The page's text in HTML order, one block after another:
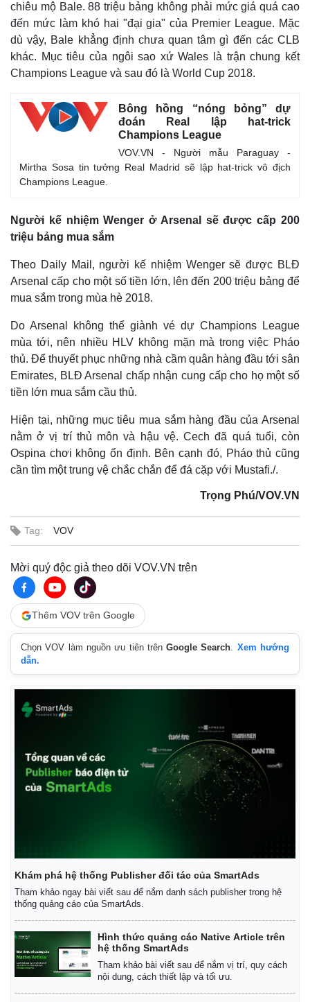
Thế giới
Quan sát
Cuộc sống đó đây
Video
Ảnh
Kinh tế
Bất động sản
Thị trường
Giá vàng
chiêu mộ Bale. 88 triệu bảng không phải mức giá quá cao
đến mức làm khó hai "đại gia" của Premier League. Mặc
dù vậy, Bale khẳng định chưa quan tâm gì đến các CLB
khác. Mục tiêu của ngôi sao xứ Wales là trận chung kết
Champions League và sau đó là World Cup 2018.
Bông hồng “nóng bỏng” dự
đoán Real lập hat-trick
Champions League
VOV.VN - Người mẫu Paraguay -
Mirtha Sosa tin tưởng Real Madrid sẽ lập hat-trick vô địch
Champions League.
Người kế nhiệm Wenger ở Arsenal sẽ được cấp 200
triệu bảng mua sắm
Theo Daily Mail, người kế nhiệm Wenger sẽ được BLĐ
Arsenal cấp cho một số tiền lớn, lên đến 200 triệu bảng để
mua sắm trong mùa hè 2018.
Do Arsenal không thể giành vé dự Champions League
mùa tới, nên nhiều HLV không mặn mà trong việc Pháo
thủ. Để thuyết phục những nhà cầm quân hàng đầu tới sân
Emirates, BLĐ Arsenal chấp nhận cung cấp cho họ một số
tiền lớn mua sắm cầu thủ.
Hiện tại, những mục tiêu mua sắm hàng đầu của Arsenal
nằm ở vị trí thủ môn và hậu vệ. Cech đã quá tuổi, còn
Ospina chơi không ổn định. Bên cạnh đó, Pháo thủ cũng
cần tìm một trung vệ chắc chắn để đá cặp với Mustafi./.
Trọng Phú/VOV.VN
Tag: VOV
Mời quý độc giả theo dõi VOV.VN trên
Thêm VOV trên Google
Chọn VOV làm nguồn ưu tiên trênGoogle Search. Xem hướng
dẫn.
Khám phá hệ thống Publisher đối tác của SmartAds
Tham khảo ngay bài viết sau để nắm danh sách publisher trong hệ
thống quảng cáo của SmartAds.
Hình thức quảng cáo Native Article trên
hệ thống SmartAds
Tham khảo bài viết sau để nắm vị trí, quy cách
nội dung, cách thiết lập và tối ưu.